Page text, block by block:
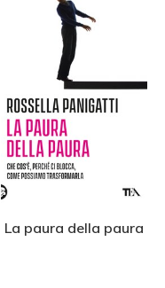
La paura della paura